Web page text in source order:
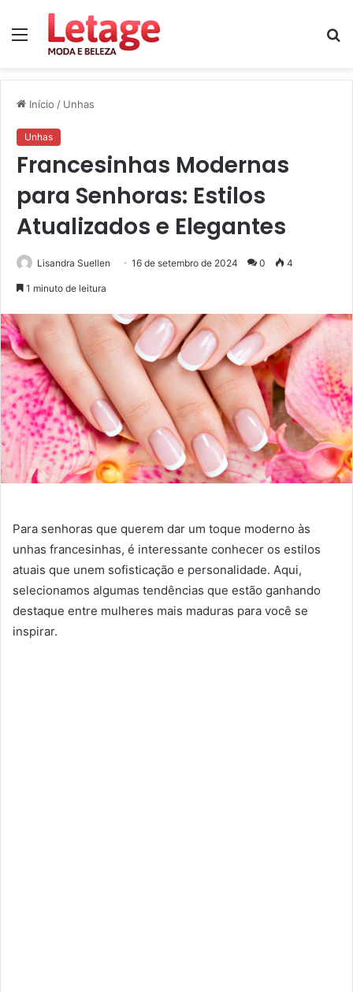
Menu
Início / Unhas
Unhas
Francesinhas Modernas
para Senhoras: Estilos
Atualizados e Elegantes
Lisandra Suellen 16 de setembro de 2024 0 4
1 minuto de leitura
Para senhoras que querem dar um toque moderno às
unhas francesinhas, é interessante conhecer os estilos
atuais que unem sofisticação e personalidade. Aqui,
selecionamos algumas tendências que estão ganhando
destaque entre mulheres mais maduras para você se
inspirar.